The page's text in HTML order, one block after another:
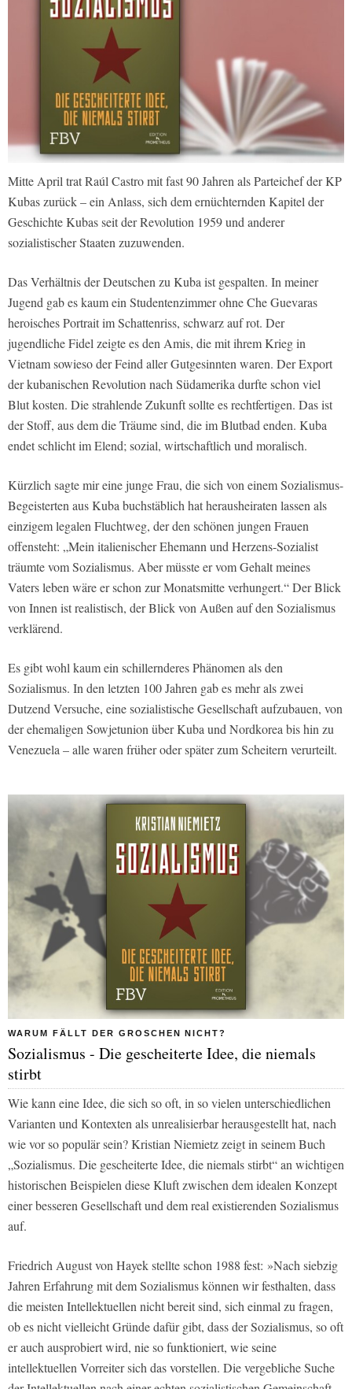
Mitte April trat Raúl Castro mit fast 90 Jahren als Parteichef der KP
Kubas zurück – ein Anlass, sich dem ernüchternden Kapitel der
Geschichte Kubas seit der Revolution 1959 und anderer
sozialistischer Staaten zuzuwenden.
Das Verhältnis der Deutschen zu Kuba ist gespalten. In meiner
Jugend gab es kaum ein Studentenzimmer ohne Che Guevaras
heroisches Portrait im Schattenriss, schwarz auf rot. Der
jugendliche Fidel zeigte es den Amis, die mit ihrem Krieg in
Vietnam sowieso der Feind aller Gutgesinnten waren. Der Export
der kubanischen Revolution nach Südamerika durfte schon viel
Blut kosten. Die strahlende Zukunft sollte es rechtfertigen. Das ist
der Stoff, aus dem die Träume sind, die im Blutbad enden. Kuba
endet schlicht im Elend; sozial, wirtschaftlich und moralisch.
Kürzlich sagte mir eine junge Frau, die sich von einem Sozialismus-
Begeisterten aus Kuba buchstäblich hat herausheiraten lassen als
einzigem legalen Fluchtweg, der den schönen jungen Frauen
offensteht: „Mein italienischer Ehemann und Herzens-Sozialist
träumte vom Sozialismus. Aber müsste er vom Gehalt meines
Vaters leben wäre er schon zur Monatsmitte verhungert.“ Der Blick
von Innen ist realistisch, der Blick von Außen auf den Sozialismus
verklärend.
Es gibt wohl kaum ein schillernderes Phänomen als den
Sozialismus. In den letzten 100 Jahren gab es mehr als zwei
Dutzend Versuche, eine sozialistische Gesellschaft aufzubauen, von
der ehemaligen Sowjetunion über Kuba und Nordkorea bis hin zu
Venezuela – alle waren früher oder später zum Scheitern verurteilt.
WARUM FÄLLT DER GROSCHEN NICHT?
Sozialismus - Die gescheiterte Idee, die niemals
stirbt
Wie kann eine Idee, die sich so oft, in so vielen unterschiedlichen
Varianten und Kontexten als unrealisierbar herausgestellt hat, nach
wie vor so populär sein? Kristian Niemietz zeigt in seinem Buch
„Sozialismus. Die gescheiterte Idee, die niemals stirbt“an wichtigen
historischen Beispielen diese Kluft zwischen dem idealen Konzept
einer besseren Gesellschaft und dem real existierenden Sozialismus
auf.
Friedrich August von Hayek stellte schon 1988 fest: »Nach siebzig
Jahren Erfahrung mit dem Sozialismus können wir festhalten, dass
die meisten Intellektuellen nicht bereit sind, sich einmal zu fragen,
ob es nicht vielleicht Gründe dafür gibt, dass der Sozialismus, so oft
er auch ausprobiert wird, nie so funktioniert, wie seine
intellektuellen Vorreiter sich das vorstellen. Die vergebliche Suche